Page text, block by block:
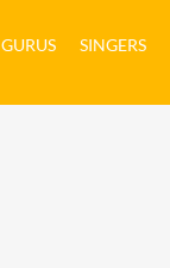
GURUS SINGERS